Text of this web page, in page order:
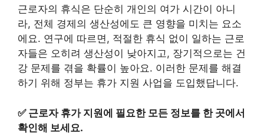
근로자의 휴식은 단순히 개인의 여가 시간이 아니
라, 전체 경제의 생산성에도 큰 영향을 미치는 요소
에요. 연구에 따르면, 적절한 휴식 없이 일하는 근로
자들은 오히려 생산성이 낮아지고, 장기적으로는 건
강 문제를 겪을 확률이 높아요. 이러한 문제를 해결
하기 위해 정부는 휴가 지원 사업을 도입했답니다.
✅ 근로자 휴가 지원에 필요한 모든 정보를 한 곳에서
확인해 보세요.